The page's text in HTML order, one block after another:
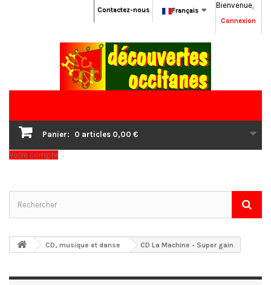
Bienvenue,
Connexion
Français
Contactez-nous
Panier: 0 articles 0,00 €
Votre compte
CD, musique et danse CD La Machine - Super gain